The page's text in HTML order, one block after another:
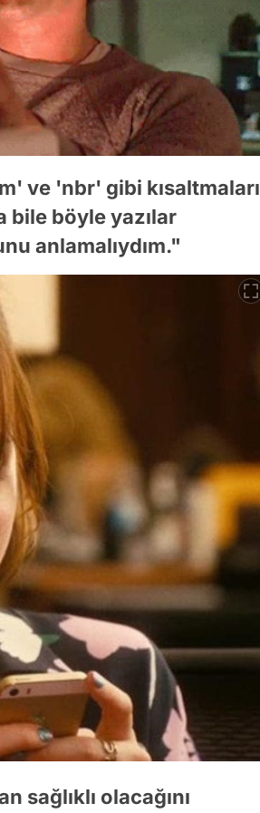
ve 'nbr' gibi kısaltmaları
bile böyle yazılar
anlamalıydım."
sağlıklı olacağını